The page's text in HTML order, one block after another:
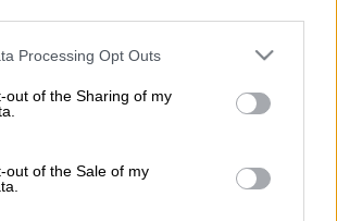
website/app uses one or more Google
visit or usage behaviour. You may click to
to Google and its third-party tags to
below specified purposes in below Google
Processing Opt Outs
out of the Sharing of my
out of the Sale of my
τουgegonota.news
ηλεκτρικό πατίνι όταν
νησιού.Μετά το ατύχημα
ο ίδιος όσο και οι γονείς
κατηγορούνται για
ανηλίκου